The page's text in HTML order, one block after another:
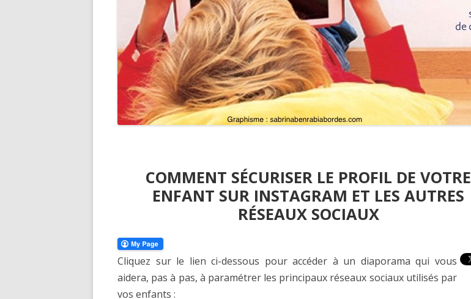
COMMENT SÉCURISER LE PROFIL DE VOTRE
ENFANT SUR INSTAGRAM ET LES AUTRES
RÉSEAUX SOCIAUX
Cliquez sur le lien ci-dessous pour accéder à un diaporama qui vous
aidera, pas à pas, à paramétrer les principaux réseaux sociaux utilisés par
vos enfants :